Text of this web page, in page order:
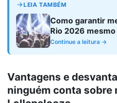
LEIA TAMBÉM
Como garantir
Rio 2026
Continue a leitura →
Vantagens e
ninguém conta sobre